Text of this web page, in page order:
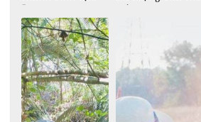
Đảo Phú Quý giới